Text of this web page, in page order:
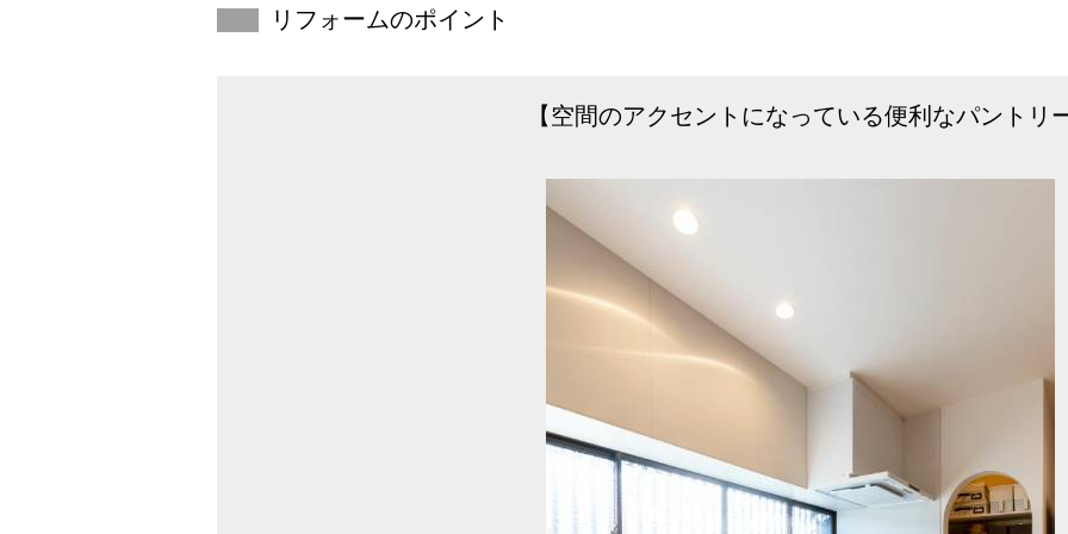
リフォームのポイント
【空間のアクセントになっている便利なパントリ